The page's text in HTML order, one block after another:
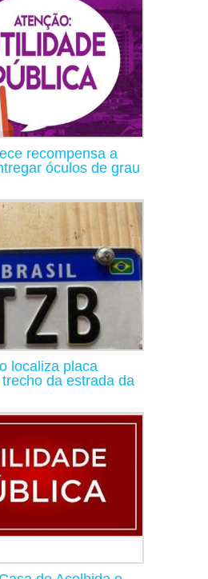
recompensa a
óculos de grau
localiza placa
da estrada da